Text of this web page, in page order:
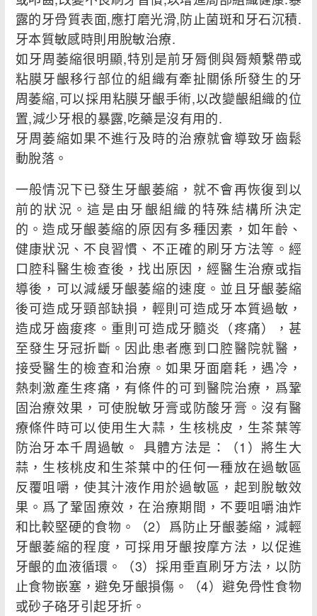
露的牙骨質表面,應打磨光滑,防止菌斑和牙石沉積.
牙本質敏感時則用脫敏治療.
如牙周萎縮很明顯,特別是前牙脣側與脣頰繫帶或
粘膜牙齦移行部位的組織有牽扯關係所發生的牙
周萎縮,可以採用粘膜牙齦手術,以改變齦組織的位
置,減少牙根的暴露,吃藥是沒有用的.
牙周萎縮如果不進行及時的治療就會導致牙齒鬆
動脫落。
一般情況下已發生牙齦萎縮，就不會再恢復到以
前的狀況。這是由牙齦組織的特殊結構所決定
的。造成牙齦萎縮的原因有多種因素，如年齡、
健康狀況、不良習慣、不正確的刷牙方法等。經
口腔科醫生檢查後，找出原因，經醫生治療或指
導後，可以減緩牙齦萎縮的速度。並且牙齦萎縮
後可造成牙頸部缺損，輕則可造成牙本質過敏，
造成牙齒痠疼。重則可造成牙髓炎（疼痛），甚
至發生牙冠折斷。因此患者應到口腔醫院就醫，
接受醫生的檢查和治療。如果牙面磨耗，遇冷，
熱刺激產生疼痛，有條件的可到醫院治療，爲鞏
固治療效果，可使脫敏牙膏或防酸牙膏。沒有醫
療條件時可以使用生大蒜，生核桃皮，生茶葉等
防治牙本千周過敏。 具體方法是：（1）將生大
蒜，生核桃皮和生茶葉中的任何一種放在過敏區
反覆咀嚼，使其汁液作用於過敏區，起到脫敏效
果。爲了鞏固療效，在治療期間，不要咀嚼油炸
和比較堅硬的食物。（2）爲防止牙齦萎縮，減輕
牙齦萎縮的程度，可採用牙齦按摩方法，以促進
牙齦的血液循環。（3）採用垂直刷牙方法，以防
止食物嵌塞，避免牙齦損傷。（4）避免骨性食物
或砂子硌牙引起牙折。